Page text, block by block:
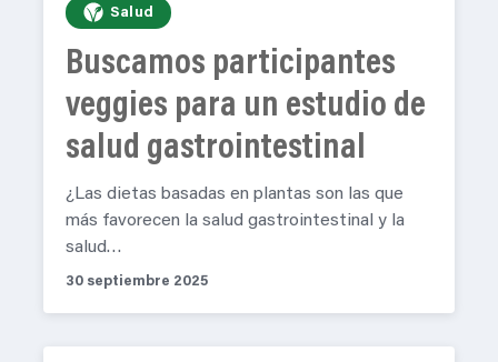
Salud
Buscamos participantes
veggies para un estudio de
salud gastrointestinal
¿Las dietas basadas en plantas son las que
más favorecen la salud gastrointestinal y la
salud…
30 septiembre 2025